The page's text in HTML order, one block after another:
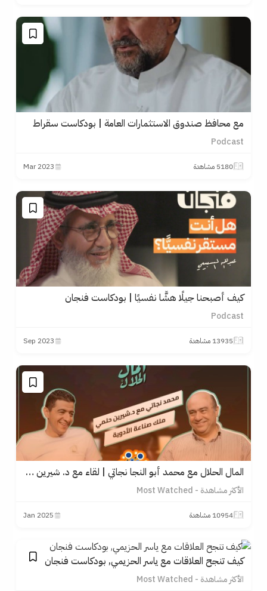
هذا الاختلاف جعل كل جامعة منهما تتفوق في مجالات معينة،
لكنها تتشارك في هدف واحد: إنتاج معرفة مؤثرة عالميًا.
كما أن وجود مكتبات عملاقة، ومراكز أبحاث متخصصة،
وشراكات مع مؤسسات عالمية، ساهم في جعل هاتين
الجامعتين في مقدمة التصنيفات العالمية باستمرار.
في النهاية، تجربة أكسفورد وهارفارد توضح أن بناء جامعة
عظيمة لا يعتمد فقط على المباني أو المناهج، بل على رؤية
مرحلة تعليمية.
مع محافظ صندوق الاستثمارات العامة | بودكاست سقراط
Podcast
5180 مشاهدة 2023 Mar
كيف أصبحنا جيلًا هشًّا نفسيًا | بودكاست فنجان
Podcast
13935 مشاهدة 2023 Sep
المال الحلال مع محمد أبو النجا نجاتي | لقاء مع د. شيرين حلمي
الأكثر مشاهدة - Most Watched
10954 مشاهدة 2025 Jan
كيف تنجح العلاقات مع ياسر الحزيمي, بودكاست فنجان
الأكثر مشاهدة - Most Watched